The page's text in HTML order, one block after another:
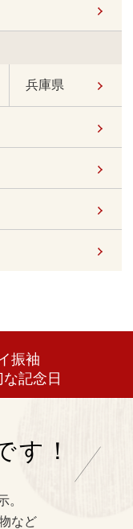
兵庫県
振袖
記念日
す！
。
など